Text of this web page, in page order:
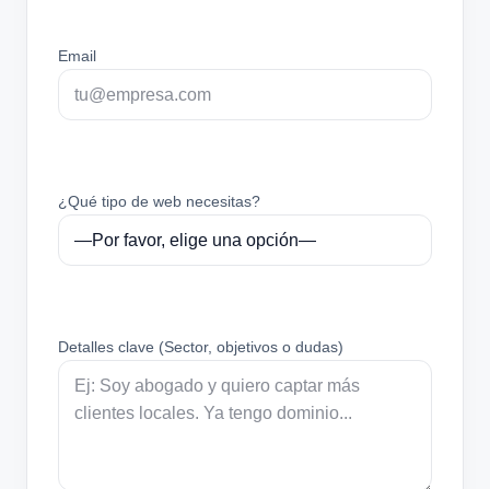
Email
¿Qué tipo de web necesitas?
Detalles clave (Sector, objetivos o dudas)